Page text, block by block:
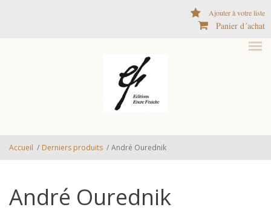
Ajouter à votre liste
Panier d´achat
Accueil / Derniers produits / André Ourednik
André Ourednik